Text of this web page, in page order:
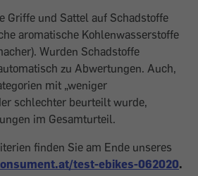
Griffe und Sattel auf Schadstoffe
aromatische Kohlenwasserstoffe
Wurden Schadstoffe
zu Abwertungen. Auch,
mit „weniger
schlechter beurteilt wurde,
im Gesamturteil.
finden Sie am Ende unseres
test-ebikes-062020.